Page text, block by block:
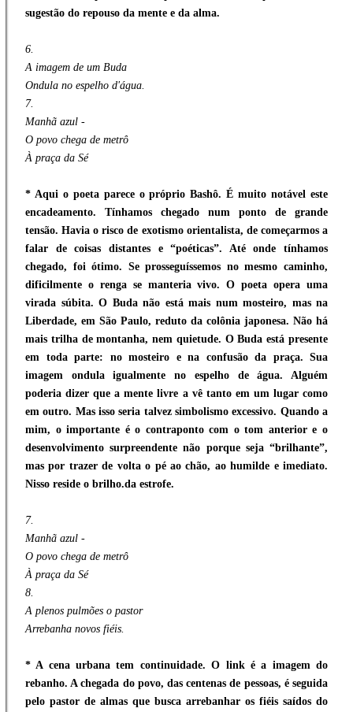
sugestão do repouso da mente e da alma.
6.
A imagem de um Buda
Ondula no espelho d'água.
7.
Manhã azul -
O povo chega de metrô
À praça da Sé
* Aqui o poeta parece o próprio Bashô. É muito notável este
encadeamento. Tínhamos chegado num ponto de grande
tensão. Havia o risco de exotismo orientalista, de começarmos a
falar de coisas distantes e “poéticas”. Até onde tínhamos
chegado, foi ótimo. Se prosseguíssemos no mesmo caminho,
dificilmente o renga se manteria vivo. O poeta opera uma
virada súbita. O Buda não está mais num mosteiro, mas na
Liberdade, em São Paulo, reduto da colônia japonesa. Não há
mais trilha de montanha, nem quietude. O Buda está presente
em toda parte: no mosteiro e na confusão da praça. Sua
imagem ondula igualmente no espelho de água. Alguém
poderia dizer que a mente livre a vê tanto em um lugar como
em outro. Mas isso seria talvez simbolismo excessivo. Quando a
mim, o importante é o contraponto com o tom anterior e o
desenvolvimento surpreendente não porque seja “brilhante”,
mas por trazer de volta o pé ao chão, ao humilde e imediato.
Nisso reside o brilho.da estrofe.
7.
Manhã azul -
O povo chega de metrô
À praça da Sé
8.
A plenos pulmões o pastor
Arrebanha novos fiéis.
* A cena urbana tem continuidade. O link é a imagem do
rebanho. A chegada do povo, das centenas de pessoas, é seguida
pelo pastor de almas que busca arrebanhar os fiéis saídos do